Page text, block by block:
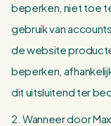
beperken, niet toe
gebruik van
de website
beperken,
dit uitsluitend ter
2. Wanneer door